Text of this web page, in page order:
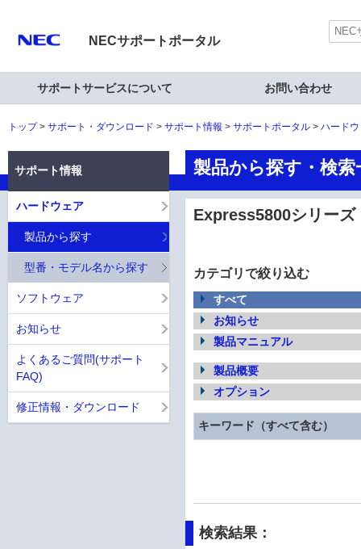
NECサポートポータル
サポートサービスについて お問い合わせ
トップ サポート・ダウンロード サポート情報 サポートポータル ハード
製品から探す・検
Express5800シリー
カテゴリで絞り込む
すべて
お知らせ
製品マニュアル
製品概要
オプション
キーワード（すべて含む）
検索結果：
サポート情報
ハードウェア
製品から探す
型番・モデル名から探す
ソフトウェア
お知らせ
よくあるご質問(サポート
FAQ)
修正情報・ダウンロード